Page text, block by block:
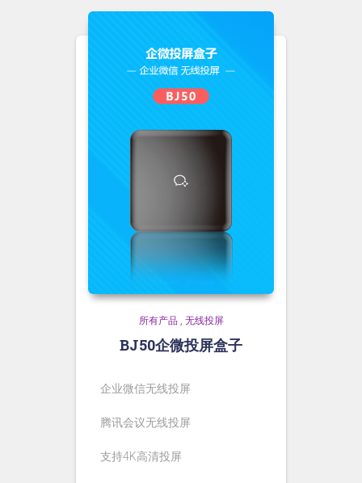
所有产品, 无线投屏
BJ50企微投屏盒子
企业微信无线投屏
腾讯会议无线投屏
支持4K高清投屏